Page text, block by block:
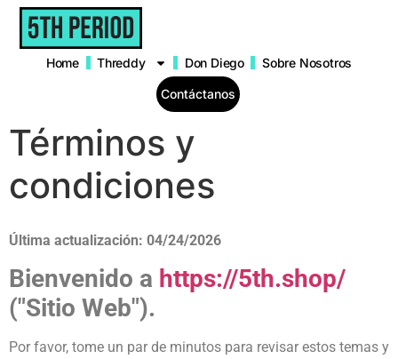
content
Contáctanos
Home Threddy Don Diego Sobre Nosotros
Términos y
condiciones
Última actualización: 04/24/2026
Bienvenido a https://5th.shop/
("Sitio Web").
Por favor, tome un par de minutos para revisar estos temas y